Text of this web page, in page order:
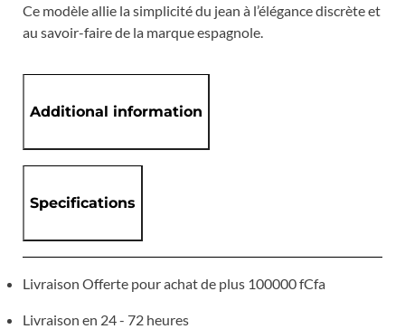
Ce modèle allie la simplicité du jean à l’élégance discrète et
au savoir-faire de la marque espagnole.
Additional information
Specifications
Livraison Offerte pour achat de plus 100000 fCfa
Livraison en 24 - 72 heures